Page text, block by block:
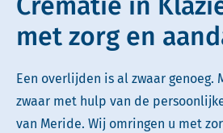
met zorg en
Een overlijden is al zwaar genoeg.
zwaar met hulp van de
van Meride. Wij omringen u met